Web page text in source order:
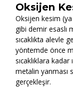
Oksijen
Oksijen kesim
gibi demir esaslı
sıcaklıkta alevle
yöntemde önce
sıcaklıklara kadar
metalin yanması
gerçekleşir.